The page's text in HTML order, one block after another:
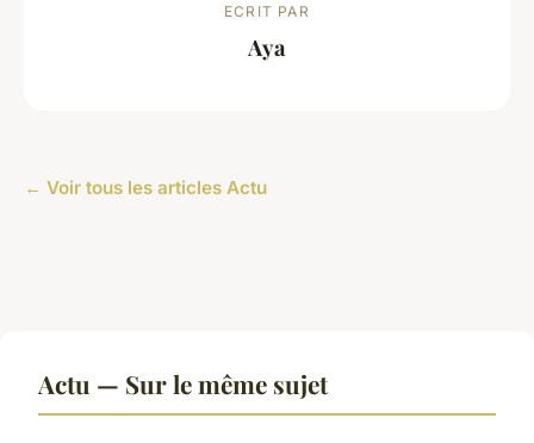
ECRIT PAR
Aya
← Voir tous les articles Actu
Actu — Sur le même sujet